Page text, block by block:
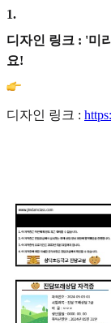
1.
디자인 링크 : '미
요!
디자인 링크 :